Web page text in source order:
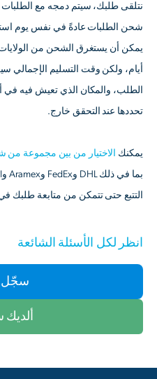
نتلقى طلبك، سيتم دمجه مع الطلبات
شحن الطلبات عادةً في نفس يوم
يمكن أن يستغرق الشحن من الولايات
أيام، ولكن وقت التسليم الإجمالي
الطلب، والمكان الذي تعيش فيه في
تحددها عند التحقق خارج.
يمكنك الاختيار من بين مجموعة من
التتبع حتى تتمكن من متابعة
انظر لكل الأسئلة الشائعة
سجّل